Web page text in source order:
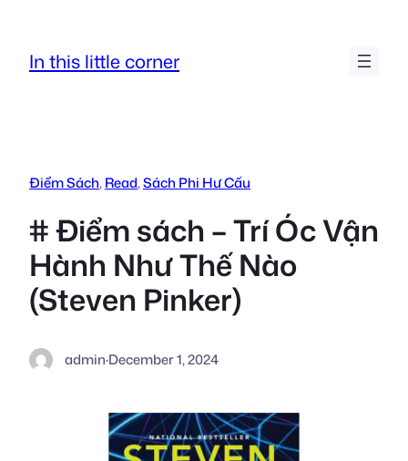
content
In this little corner
Điểm Sách, Read, Sách Phi Hư Cấu
# Điểm sách – Trí Óc Vận
Hành Như Thế Nào
(Steven Pinker)
admin·December 1, 2024